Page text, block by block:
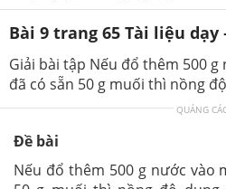
Bài 9 trang 65 Tài liệu dạy
Giải bài tập Nếu đổ thêm 500
đã có sẵn 50 g muối thì nồng
QUẢNG
Đề bài
Nếu đổ thêm 500 g nước vào